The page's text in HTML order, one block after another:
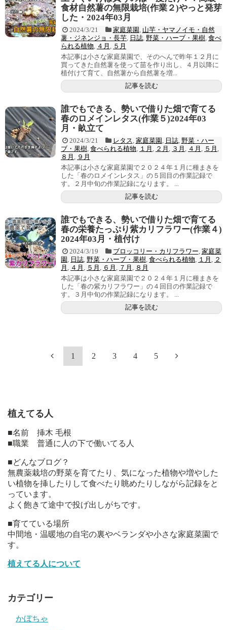
食材自然薯の無限栽培(作業２)やっと発芽
した・2024年03月
2024/3/21 家庭菜園 山芋・ヤマノイモ・自然
薯・ジネンジョ・長芋 日誌 野菜・ハーブ・果樹 食べ
られる植物
４月
５月
本記事は小さな家庭菜園で、そのへんで昨年１２月に
買ってきた自然薯を使って苗を作り出し、４月以降に
植付けて育て、自然薯から自然薯を増...
記事を読む
誰でもできる、勢いで借りた畑で育てる
春のロメインレタス(作業５)2024年03
月・畝立て
2024/3/21 レタス 家庭菜園 日誌, 野菜・ハー
ブ・果樹 食べられる植物 １月 ２月 ３月 ４月 ５月
８月
９月
本記事は小さな家庭菜園で２０２４年１月に種まきを
した「春のロメインレタス」の５回目の作業記録で
す。２月中旬の作業記録になります。 ...
記事を読む
誰でもできる、勢いで借りた畑で育てる
春の栄養たっぷり紫カリフラワー(作業４)
2024年03月・植付け
2024/3/19 ブロッコリー・カリフラワー 家庭菜
園 日誌 野菜・ハーブ・果樹 食べられる植物 １月
２
月
４月 ５月 ６月 ７月
８月
本記事は小さな家庭菜園で２０２４年１月に種まきを
した「春の紫カリフラワー」の４回目の作業記録で
す。３月中旬の作業記録になります。 ...
記事を読む
1 2 3 4 5
植えてる人
■名前 挿木 毛根
■職業 普通に人の下で働いてる人
■どんなブログ？
無農薬栽培の野菜を育てたり、気になった植物や増やした
い植物を挿したりして食べたり眺めたりしながら記録をと
っています。
よく飽きて途中で投げ出しがちです。
■育てている場所
中間地・温暖地の自宅の裏やベランダや小さな家庭菜園で
す。
植えてる人について
カテゴリー
かぼちゃ